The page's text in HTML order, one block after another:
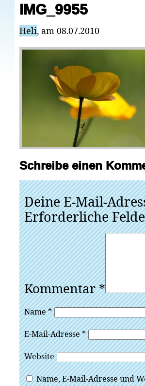
IMG_9955
Heli, am 08.07.2010
Schreibe einen
Deine E-Mail-
Erforderliche
Kommentar*
Name*
E-Mail-Adresse*
Website
Name, E-Mail-Adresse und